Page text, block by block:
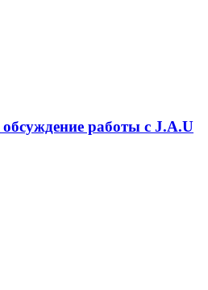
работы с J.A.U